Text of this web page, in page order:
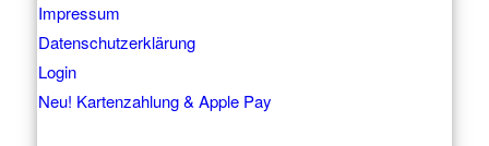
Impressum
Datenschutzerklärung
Login
Neu! Kartenzahlung & Apple Pay